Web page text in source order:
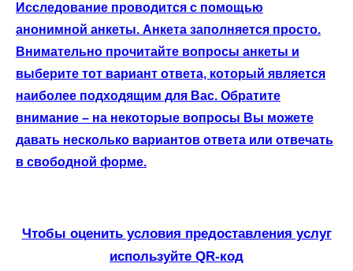
Исследование проводится с помощью
анонимной анкеты. Анкета заполняется просто.
Внимательно прочитайте вопросы анкеты и
выберите тот вариант ответа, который является
наиболее подходящим для Вас. Обратите
внимание – на некоторые вопросы Вы можете
давать несколько вариантов ответа или отвечать
в свободной форме.
Чтобы оценить условия предоставления услуг
используйте QR-код